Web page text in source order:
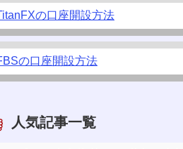
の口座開設方法
の口座開設方法
人気記事一覧